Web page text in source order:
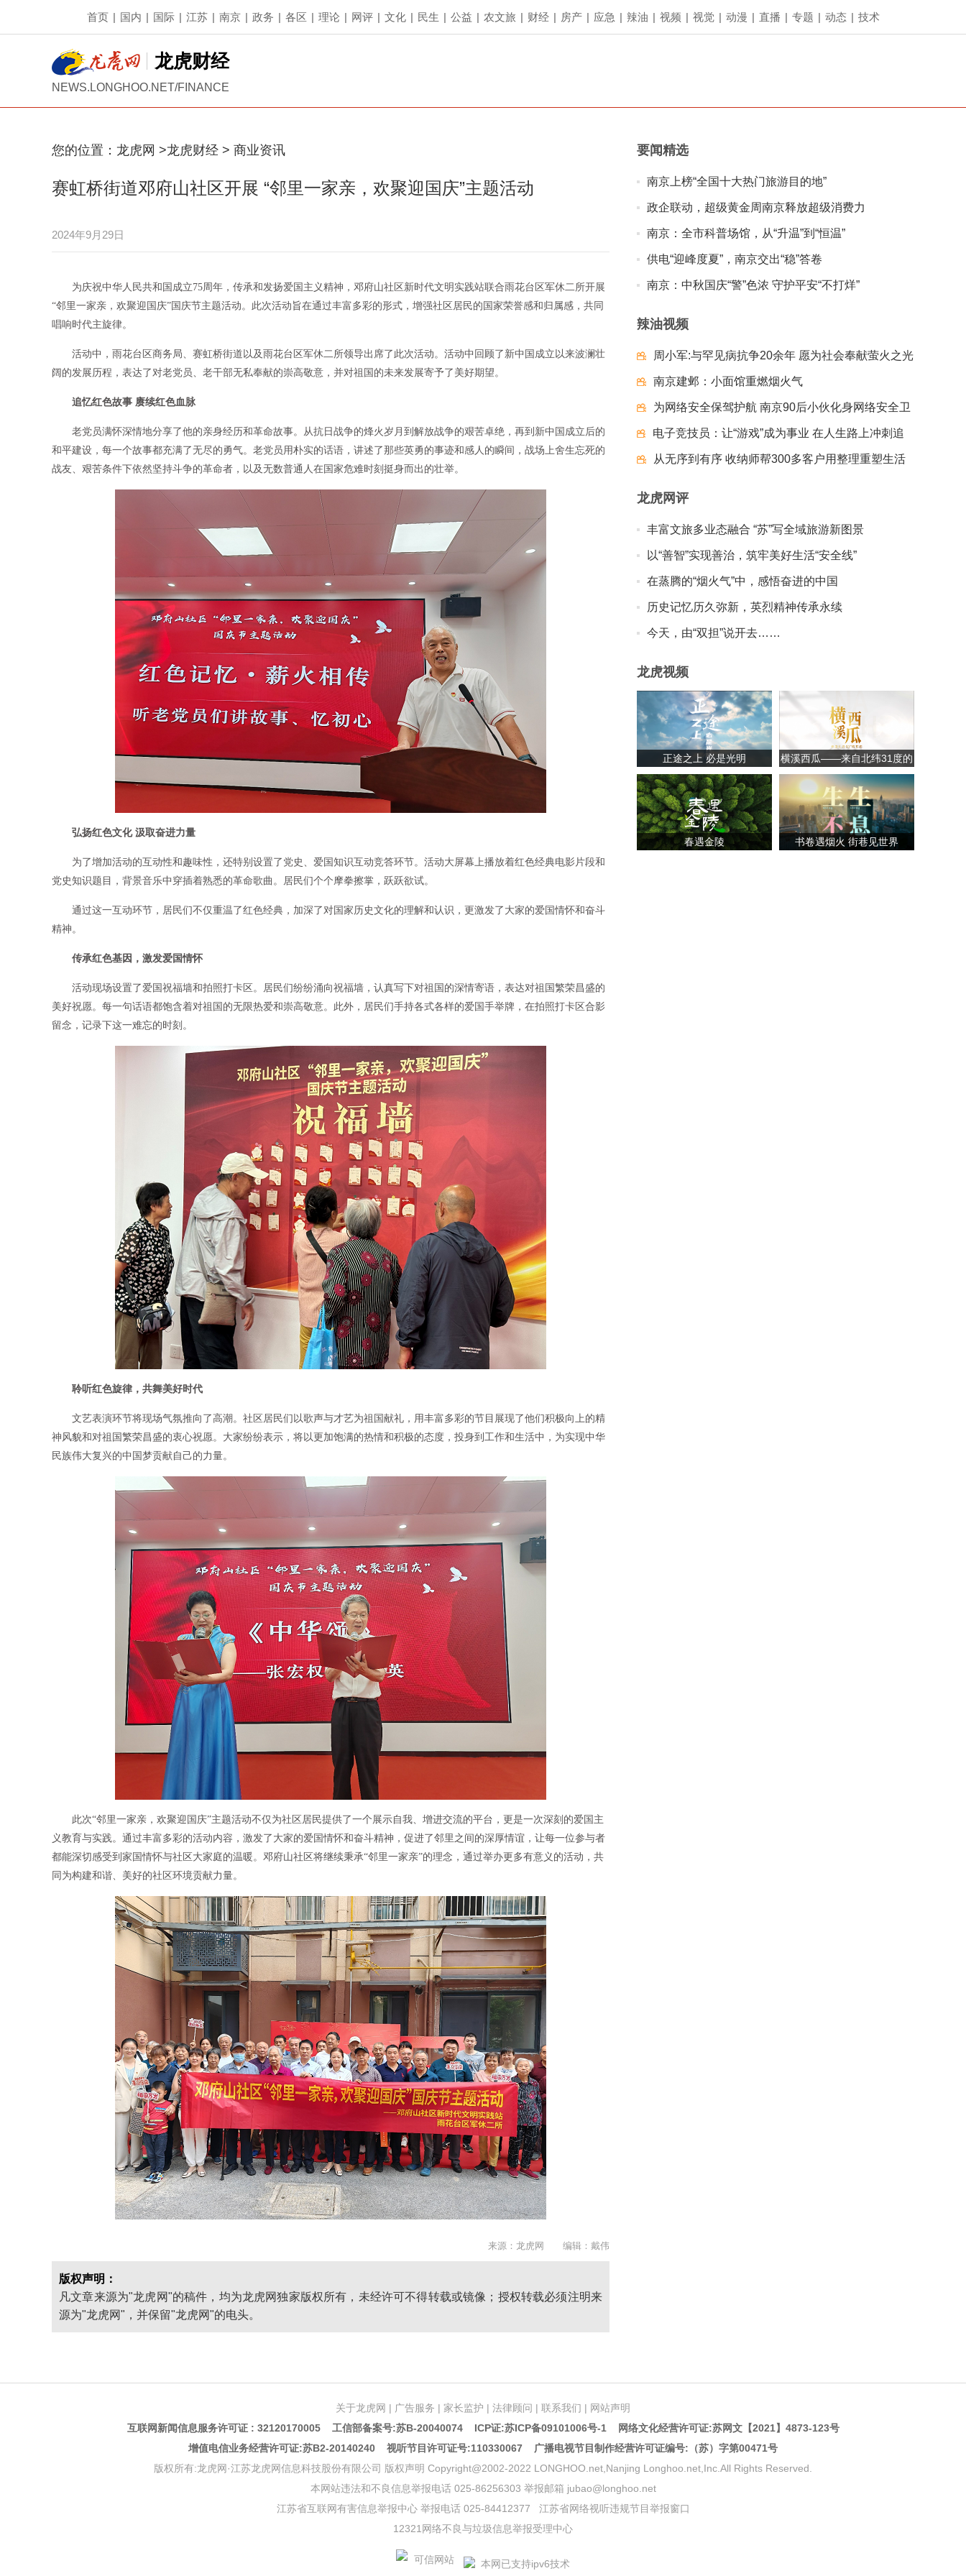
首页 | 国内 | 国际 | 江苏 | 南京 | 政务 | 各区 | 理论 | 网评 | 文化 | 民生 | 公益 | 农文旅 | 财经 | 房产 | 应急 | 辣油 | 视频 | 视觉 | 动漫 | 直播 | 专题 | 动态 | 技术
龙虎财经
NEWS.LONGHOO.NET/FINANCE
您的位置： 龙虎网 >龙虎财经 > 商业资讯
赛虹桥街道邓府山社区开展 “邻里一家亲，欢聚迎国庆”主题活动
2024年9月29日
为庆祝中华人民共和国成立75周年，传承和发扬爱国主义精神，邓府山社区新时代文明实践站联合雨花台区军休二所开展
“邻里一家亲，欢聚迎国庆”国庆节主题活动。此次活动旨在通过丰富多彩的形式，增强社区居民的国家荣誉感和归属感，共同
唱响时代主旋律。
活动中，雨花台区商务局、赛虹桥街道以及雨花台区军休二所领导出席了此次活动。活动中回顾了新中国成立以来波澜壮
阔的发展历程，表达了对老党员、老干部无私奉献的崇高敬意，并对祖国的未来发展寄予了美好期望。
追忆红色故事 赓续红色血脉
老党员满怀深情地分享了他的亲身经历和革命故事。从抗日战争的烽火岁月到解放战争的艰苦卓绝，再到新中国成立后的
和平建设，每一个故事都充满了无尽的勇气。老党员用朴实的话语，讲述了那些英勇的事迹和感人的瞬间，战场上舍生忘死的
战友、艰苦条件下依然坚持斗争的革命者，以及无数普通人在国家危难时刻挺身而出的壮举。
弘扬红色文化 汲取奋进力量
为了增加活动的互动性和趣味性，还特别设置了党史、爱国知识互动竞答环节。活动大屏幕上播放着红色经典电影片段和
党史知识题目，背景音乐中穿插着熟悉的革命歌曲。居民们个个摩拳擦掌，跃跃欲试。
通过这一互动环节，居民们不仅重温了红色经典，加深了对国家历史文化的理解和认识，更激发了大家的爱国情怀和奋斗
精神。
传承红色基因，激发爱国情怀
活动现场设置了爱国祝福墙和拍照打卡区。居民们纷纷涌向祝福墙，认真写下对祖国的深情寄语，表达对祖国繁荣昌盛的
美好祝愿。每一句话语都饱含着对祖国的无限热爱和崇高敬意。此外，居民们手持各式各样的爱国手举牌，在拍照打卡区合影
留念，记录下这一难忘的时刻。
聆听红色旋律，共舞美好时代
文艺表演环节将现场气氛推向了高潮。社区居民们以歌声与才艺为祖国献礼，用丰富多彩的节目展现了他们积极向上的精
神风貌和对祖国繁荣昌盛的衷心祝愿。大家纷纷表示，将以更加饱满的热情和积极的态度，投身到工作和生活中，为实现中华
民族伟大复兴的中国梦贡献自己的力量。
此次“邻里一家亲，欢聚迎国庆”主题活动不仅为社区居民提供了一个展示自我、增进交流的平台，更是一次深刻的爱国主
义教育与实践。通过丰富多彩的活动内容，激发了大家的爱国情怀和奋斗精神，促进了邻里之间的深厚情谊，让每一位参与者
都能深切感受到家国情怀与社区大家庭的温暖。邓府山社区将继续秉承“邻里一家亲”的理念，通过举办更多有意义的活动，共
同为构建和谐、美好的社区环境贡献力量。
来源：龙虎网 编辑：戴伟
版权声明：
凡文章来源为"龙虎网"的稿件，均为龙虎网独家版权所有，未经许可不得转载或镜像；授权转载必须注明来
源为"龙虎网"，并保留"龙虎网"的电头。
要闻精选
南京上榜“全国十大热门旅游目的地”
政企联动，超级黄金周南京释放超级消费力
南京：全市科普场馆，从“升温”到“恒温”
供电“迎峰度夏”，南京交出“稳”答卷
南京：中秋国庆“警”色浓 守护平安“不打烊”
辣油视频
周小军:与罕见病抗争20余年 愿为社会奉献萤火之光
南京建邺：小面馆重燃烟火气
为网络安全保驾护航 南京90后小伙化身网络安全卫
士
电子竞技员：让“游戏”成为事业 在人生路上冲刺追
梦夺冠
从无序到有序 收纳师帮300多客户用整理重塑生活
龙虎网评
丰富文旅多业态融合 “苏”写全域旅游新图景
以“善智”实现善治，筑牢美好生活“安全线”
在蒸腾的“烟火气”中，感悟奋进的中国
历史记忆历久弥新，英烈精神传承永续
今天，由“双担”说开去……
龙虎视频
正途之上 必是光明
横溪西瓜——来自北纬31度的
甘甜
春遇金陵 书卷遇烟火 街巷见世界
关于龙虎网 | 广告服务 | 家长监护 | 法律顾问 | 联系我们 | 网站声明
互联网新闻信息服务许可证 : 32120170005 工信部备案号:苏B-20040074 ICP证:苏ICP备09101006号-1网络文化经营许可证:苏网文【2021】4873-123号
增值电信业务经营许可证:苏B2-20140240 视听节目许可证号:110330067 广播电视节目制作经营许可证编号:（苏）字第00471号
版权所有:龙虎网·江苏龙虎网信息科技股份有限公司 版权声明 Copyright@2002-2022 LONGHOO.net,Nanjing Longhoo.net,Inc.All Rights Reserved.
本网站违法和不良信息举报电话 025-86256303 举报邮箱 jubao@longhoo.net
江苏省互联网有害信息举报中心 举报电话 025-84412377 江苏省网络视听违规节目举报窗口
12321网络不良与垃圾信息举报受理中心
本网已支持ipv6技术